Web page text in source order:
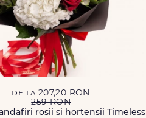
de la 207,20 RON
259 RON
rosii si hortensii Timeless